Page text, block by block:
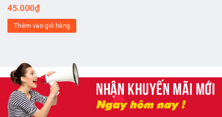
45.000₫
Thêm vào giỏ hàng